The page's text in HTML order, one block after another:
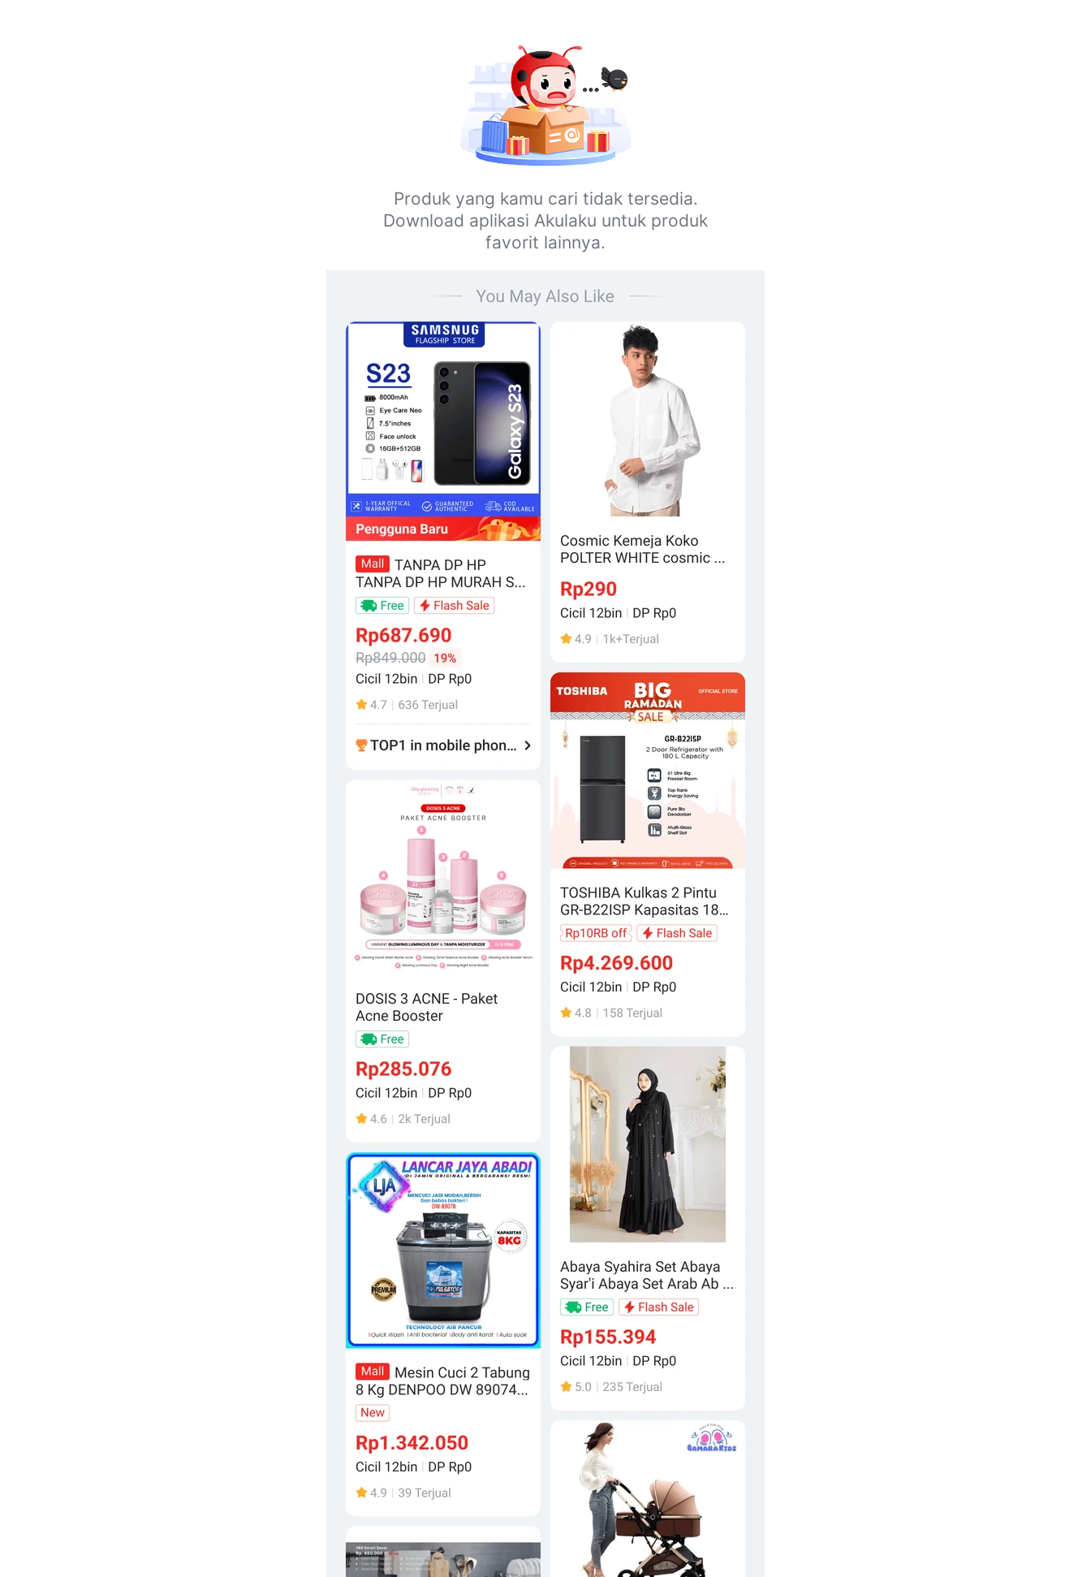
Produk yang kamu cari tidak tersedia.
Download aplikasi Akulaku untuk produk
favorit lainnya.